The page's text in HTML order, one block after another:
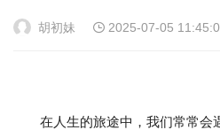
胡初妹 2025-07-05
在人生的旅途中，我们常常会